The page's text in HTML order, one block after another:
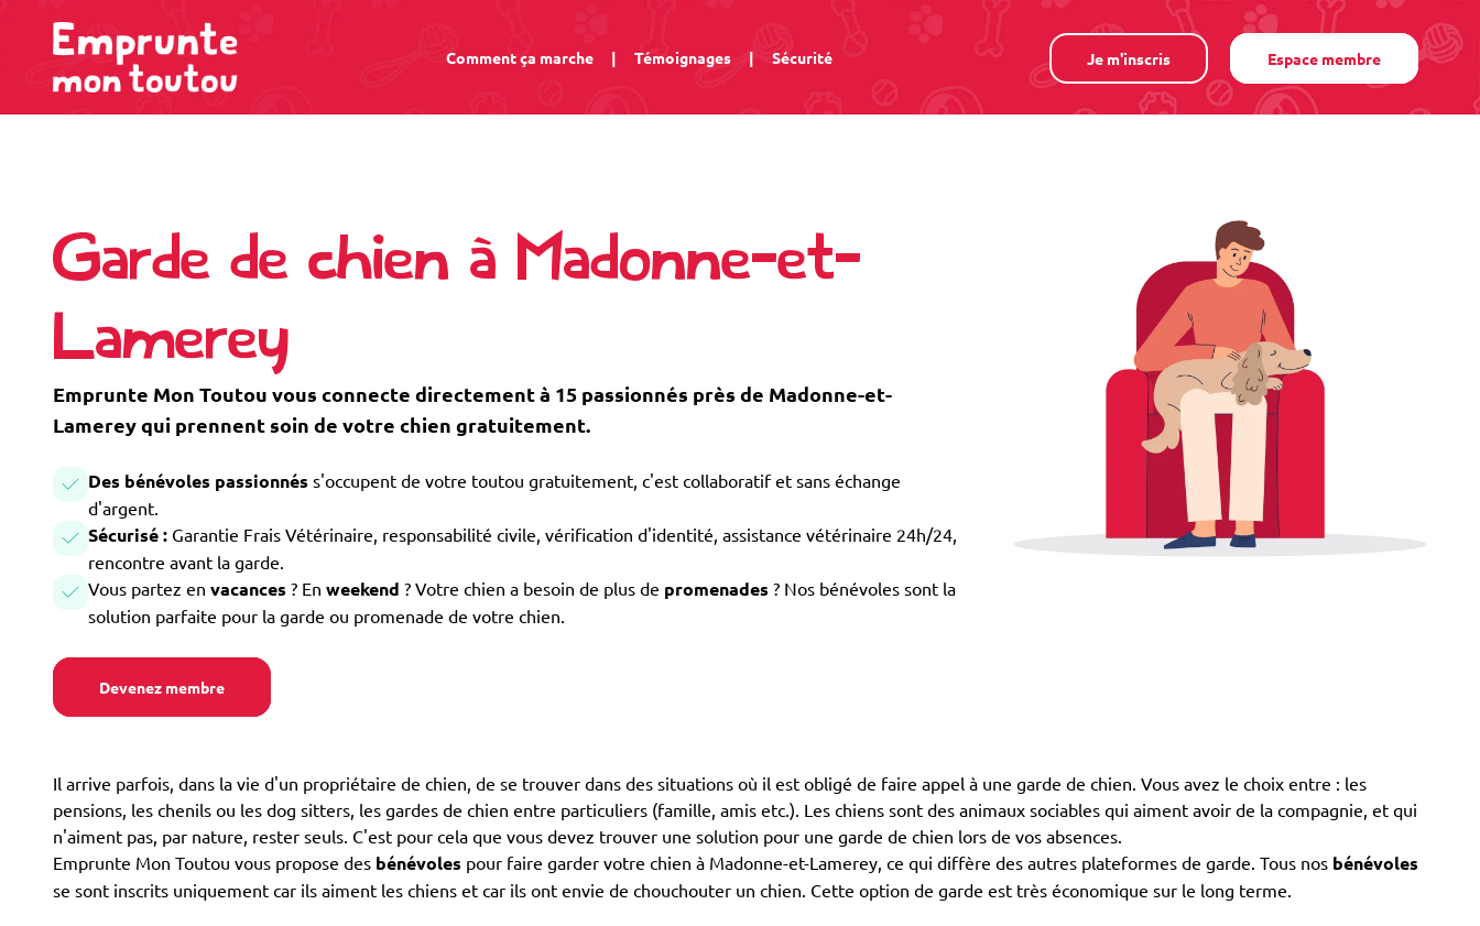
Comment ça marche | Témoignages | Sécurité Je m'inscris Espace membre
Garde de chien à Madonne-et-
Lamerey
Emprunte Mon Toutou vous connecte directement à 15 passionnés près de Madonne-et-
Lamerey qui prennent soin de votre chien gratuitement.
Des bénévoles passionnés s'occupent de votre toutou gratuitement, c'est collaboratif et sans échange
d'argent.
Sécurisé : Garantie Frais Vétérinaire, responsabilité civile, vérification d'identité, assistance vétérinaire 24h/24,
rencontre avant la garde.
Vous partez en vacances ? En weekend ? Votre chien a besoin de plus de promenades ? Nos bénévoles sont la
solution parfaite pour la garde ou promenade de votre chien.
Devenez membre
Il arrive parfois, dans la vie d'un propriétaire de chien, de se trouver dans des situations où il est obligé de faire appel à une garde de chien. Vous avez le choix entre : les
pensions, les chenils ou les dog sitters, les gardes de chien entre particuliers (famille, amis etc.). Les chiens sont des animaux sociables qui aiment avoir de la compagnie, et qui
n'aiment pas, par nature, rester seuls. C'est pour cela que vous devez trouver une solution pour une garde de chien lors de vos absences.
Emprunte Mon Toutou vous propose des bénévoles pour faire garder votre chien à Madonne-et-Lamerey, ce qui diffère des autres plateformes de garde. Tous nos bénévoles
se sont inscrits uniquement car ils aiment les chiens et car ils ont envie de chouchouter un chien. Cette option de garde est très économique sur le long terme.